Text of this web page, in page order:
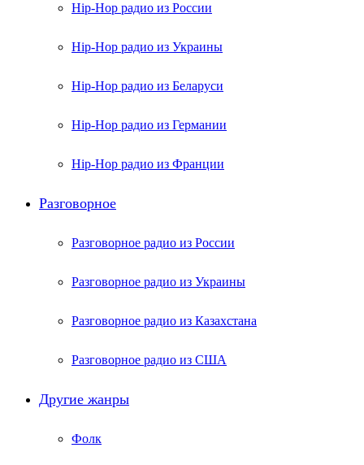
Hip-Hop радио из России
Hip-Hop радио из Украины
Hip-Hop радио из Беларуси
Hip-Hop радио из Германии
Hip-Hop радио из Франции
Разговорное
Разговорное радио из России
Разговорное радио из Украины
Разговорное радио из Казахстана
Разговорное радио из США
Другие жанры
Фолк